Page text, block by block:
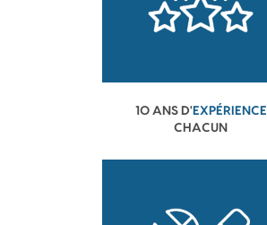
10 ANS D'EXPÉRIENCE
CHACUN